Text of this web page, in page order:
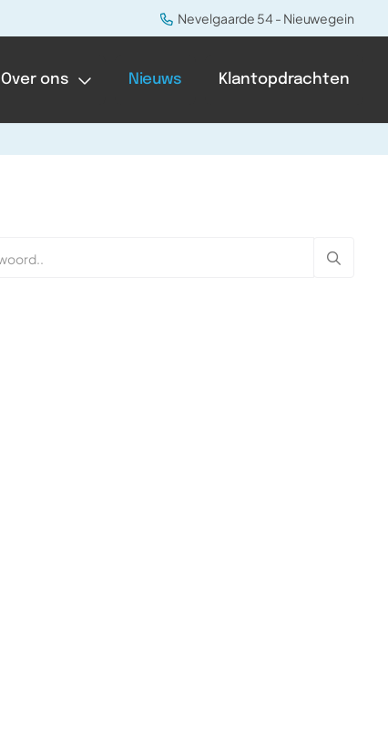
Nevelgaarde 54 - Nieuwegein
Over ons Nieuws Klantopdrachten